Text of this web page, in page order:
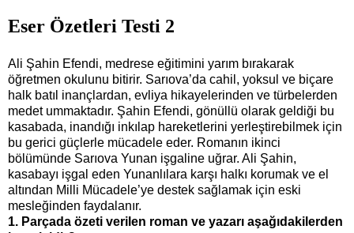
Eser Özetleri Testi 2
Ali Şahin Efendi, medrese eğitimini yarım bırakarak
öğretmen okulunu bitirir. Sarıova’da cahil, yoksul ve biçare
halk batıl inançlardan, evliya hikayelerinden ve türbelerden
medet ummaktadır. Şahin Efendi, gönüllü olarak geldiği bu
kasabada, inandığı inkılap hareketlerini yerleştirebilmek için
bu gerici güçlerle mücadele eder. Romanın ikinci
bölümünde Sarıova Yunan işgaline uğrar. Ali Şahin,
kasabayı işgal eden Yunanlılara karşı halkı korumak ve el
altından Milli Mücadele’ye destek sağlamak için eski
mesleğinden faydalanır.
1. Parçada özeti verilen roman ve yazarı aşağıdakilerden